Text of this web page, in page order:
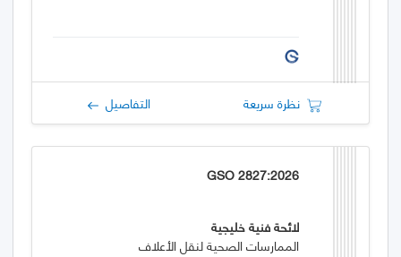
نظرة سريعة التفاصيل
GSO 2827:2026
لائحة فنية خليجية
الممارسات الصحية لنقل الأعلاف